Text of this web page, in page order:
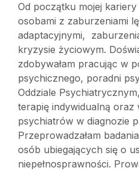
Od początku mojej
osobami z zaburzeniami
adaptacyjnymi,
kryzysie życiowym.
zdobywałam pracując w
psychicznego, poradni
Oddziale
terapię indywidualną oraz
psychiatrów w diagnozie
Przeprowadzałam
osób ubiegających się o
niepełnosprawności.